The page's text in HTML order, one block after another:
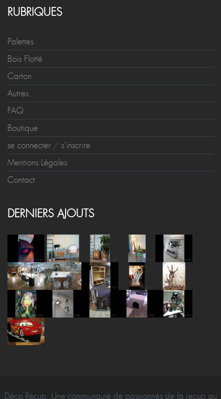
RUBRIQUES
Palettes
Bois Flotté
Carton
Autres
FAQ
Boutique
se connecter / s'inscrire
Mentions Légales
Contact
DERNIERS AJOUTS
Déco Récup, Une communauté de passionnés de la recup au